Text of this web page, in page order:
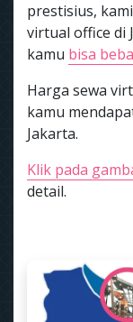
prestisius,
virtual office di
kamu bisa
Harga sewa
kamu
Jakarta.
Klik pada
detail.